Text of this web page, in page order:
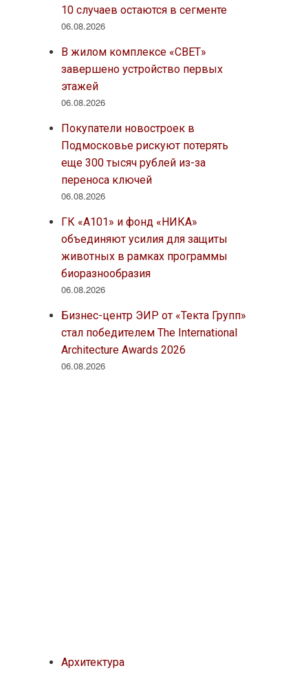
10 случаев остаются в сегменте
06.08.2026
В жилом комплексе «СВЕТ»
завершено устройство первых
этажей
06.08.2026
Покупатели новостроек в
Подмосковье рискуют потерять
еще 300 тысяч рублей из-за
переноса ключей
06.08.2026
ГК «А101» и фонд «НИКА»
объединяют усилия для защиты
животных в рамках программы
биоразнообразия
06.08.2026
Бизнес-центр ЭИР от «Текта Групп»
стал победителем The International
Architecture Awards 2026
06.08.2026
Архитектура